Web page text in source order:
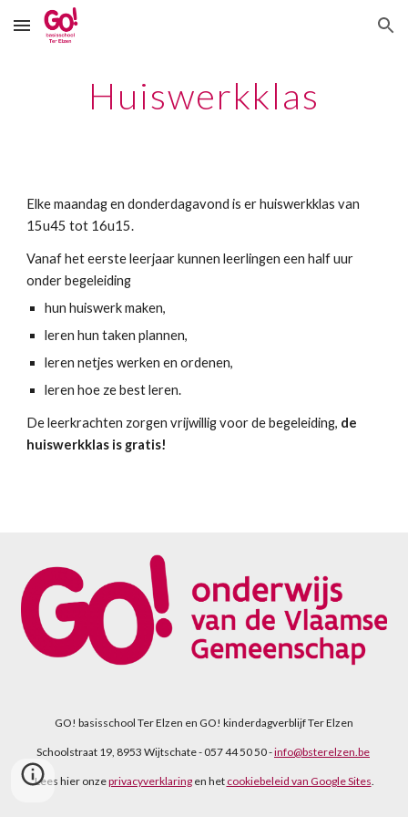
Skip to main content Skip to navigation
Huiswerkklas
Elke maandag en donderdagavond is er huiswerkklas van
15u45 tot 16u15.
Vanaf het eerste leerjaar kunnen leerlingen een half uur
onder begeleiding
hun huiswerk maken,
leren hun taken plannen,
leren netjes werken en ordenen,
leren hoe ze best leren.
De leerkrachten zorgen vrijwillig voor de begeleiding, de
huiswerkklas is gratis!
GO! basisschool Ter Elzen en GO! kinderdagverblijf Ter Elzen
Schoolstraat 19, 8953 Wijtschate - 057 44 50 50 -info@bsterelzen.be
Lees hier onzeprivacyverklaringen het cookiebeleid van Google Sites